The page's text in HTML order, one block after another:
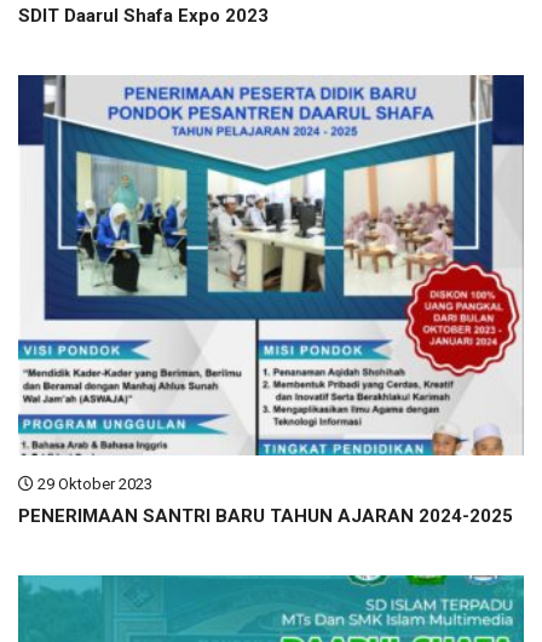
SDIT Daarul Shafa Expo 2023
29 Oktober 2023
PENERIMAAN SANTRI BARU TAHUN AJARAN 2024-2025